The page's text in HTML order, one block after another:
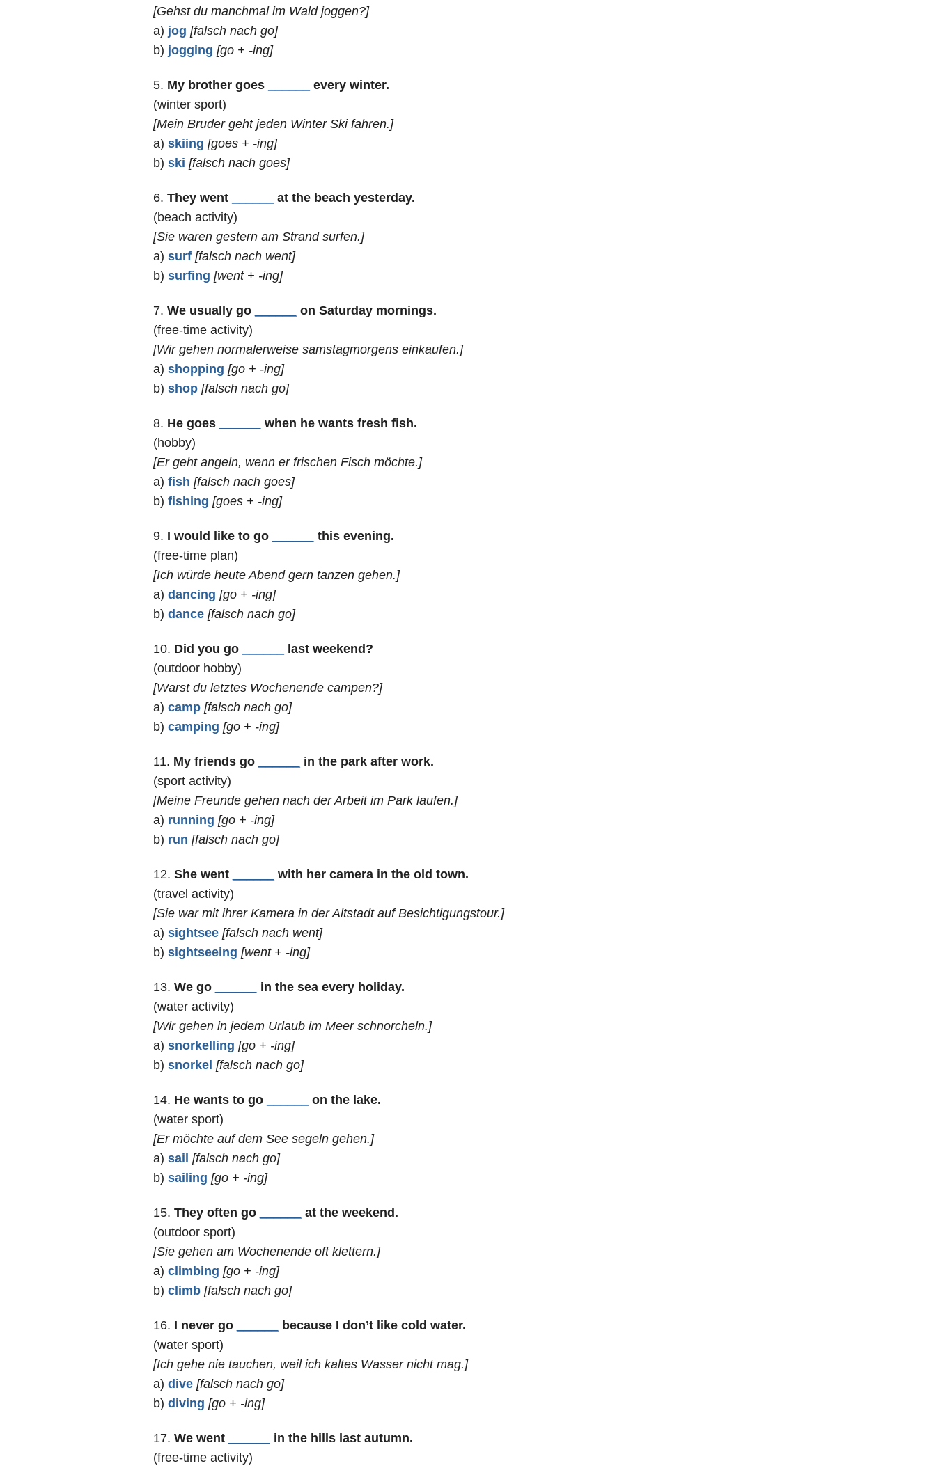
[Gehst du manchmal im Wald joggen?]
a) jog [falsch nach go]
b) jogging [go + -ing]
5. My brother goes
every winter.
(winter sport)
[Mein Bruder geht jeden Winter Ski fahren.]
a) skiing [goes + -ing]
b) ski [falsch nach goes]
6. They went
at the beach yesterday.
(beach activity)
[Sie waren gestern am Strand surfen.]
a) surf [falsch nach went]
b) surfing [went + -ing]
7. We usually go
on Saturday mornings.
(free-time activity)
[Wir gehen normalerweise samstagmorgens einkaufen.]
a) shopping [go + -ing]
b) shop [falsch nach go]
8. He goes
when he wants fresh fish.
(hobby)
[Er geht angeln, wenn er frischen Fisch möchte.]
a) fish [falsch nach goes]
b) fishing [goes + -ing]
9. I would like to go
this evening.
(free-time plan)
[Ich würde heute Abend gern tanzen gehen.]
a) dancing [go + -ing]
b) dance [falsch nach go]
10. Did you go
last weekend?
(outdoor hobby)
[Warst du letztes Wochenende campen?]
a) camp [falsch nach go]
b) camping [go + -ing]
11. My friends go
in the park after work.
(sport activity)
[Meine Freunde gehen nach der Arbeit im Park laufen.]
a) running [go + -ing]
b) run [falsch nach go]
12. She went
with her camera in the old town.
(travel activity)
[Sie war mit ihrer Kamera in der Altstadt auf Besichtigungstour.]
a) sightsee [falsch nach went]
b) sightseeing [went + -ing]
13. We go
in the sea every holiday.
(water activity)
[Wir gehen in jedem Urlaub im Meer schnorcheln.]
a) snorkelling [go + -ing]
b) snorkel [falsch nach go]
14. He wants to go
on the lake.
(water sport)
[Er möchte auf dem See segeln gehen.]
a) sail [falsch nach go]
b) sailing [go + -ing]
15. They often go
at the weekend.
(outdoor sport)
[Sie gehen am Wochenende oft klettern.]
a) climbing [go + -ing]
b) climb [falsch nach go]
16. I never go
because I don’t like cold water.
(water sport)
[Ich gehe nie tauchen, weil ich kaltes Wasser nicht mag.]
a) dive [falsch nach go]
b) diving [go + -ing]
17. We went
in the hills last autumn.
(free-time activity)